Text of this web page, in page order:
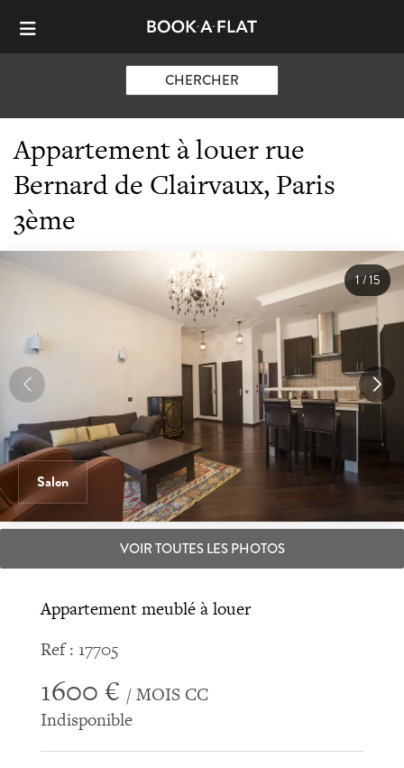
CHERCHER
Appartement à louer rue
Bernard de Clairvaux, Paris
3ème
Salon
1/15
VOIR TOUTES LES PHOTOS
Appartement meublé à louer
Ref : 17705
1600 € / MOIS CC
Indisponible